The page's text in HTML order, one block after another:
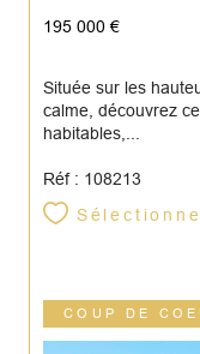
195 000 €
Située sur les
calme, découvrez
habitables,...
Réf : 108213
COUP DE